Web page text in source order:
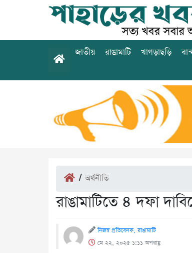
জাতীয় রাঙামাটি খাগড়াছড়ি
/অর্থনীতি
রাঙামাটিতে ৪ দফা
নিজস্ব প্রতিবেদক, রাঙামাটি
মে ২২, ২০২৫ ১:১১ অপরাহ্ণ